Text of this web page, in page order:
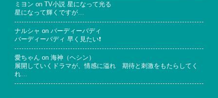
ミヨン on TV小説 星になって光る
星になって輝くですが…
ナルシャ on バーディーバディ
バーディーバディ 早く見たい❗
愛ちゃん on 海神（ヘシン）
展開していくドラマが、情感に溢れ 期待と刺激をもたらしてく
れ…